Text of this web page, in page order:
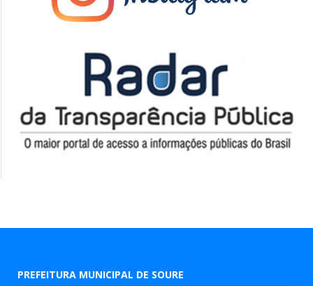
PREFEITURA MUNICIPAL DE SOURE